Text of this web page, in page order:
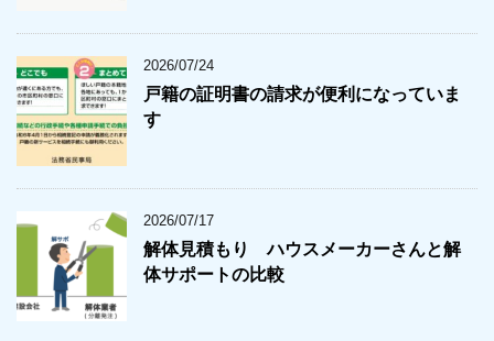
2026/07/24
戸籍の証明書の請求が便利になっていま
す
2026/07/17
解体見積もり ハウスメーカーさんと解
体サポートの比較